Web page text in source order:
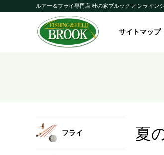
ルアー＆フライ専門店 杜の家ブルック オンライン
サイトマップ
フライ 夏